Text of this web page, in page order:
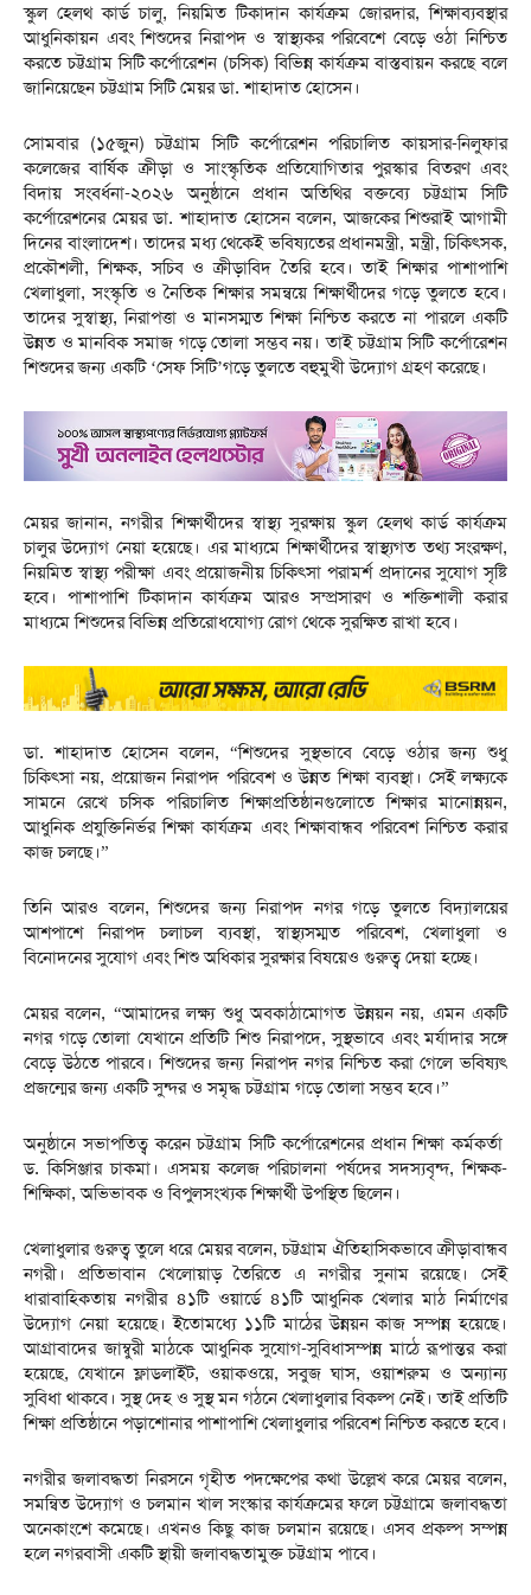
স্কুল হেলথ কার্ড চালু, নিয়মিত টিকাদান কার্যক্রম জোরদার, শিক্ষাব্যবস্থার
আধুনিকায়ন এবং শিশুদের নিরাপদ ও স্বাস্থ্যকর পরিবেশে বেড়ে ওঠা নিশ্চিত
করতে চট্টগ্রাম সিটি কর্পোরেশন (চসিক) বিভিন্ন কার্যক্রম বাস্তবায়ন করছে বলে
জানিয়েছেন চট্টগ্রাম সিটি মেয়র ডা. শাহাদাত হোসেন।
সোমবার (১৫জুন) চট্টগ্রাম সিটি কর্পোরেশন পরিচালিত কায়সার-নিলুফার
কলেজের বার্ষিক ক্রীড়া ও সাংস্কৃতিক প্রতিযোগিতার পুরস্কার বিতরণ এবং
বিদায় সংবর্ধনা-২০২৬ অনুষ্ঠানে প্রধান অতিথির বক্তব্যে চট্টগ্রাম সিটি
কর্পোরেশনের মেয়র ডা. শাহাদাত হোসেন বলেন, আজকের শিশুরাই আগামী
দিনের বাংলাদেশ। তাদের মধ্য থেকেই ভবিষ্যতের প্রধানমন্ত্রী, মন্ত্রী, চিকিৎসক,
প্রকৌশলী, শিক্ষক, সচিব ও ক্রীড়াবিদ তৈরি হবে। তাই শিক্ষার পাশাপাশি
খেলাধুলা, সংস্কৃতি ও নৈতিক শিক্ষার সমন্বয়ে শিক্ষার্থীদের গড়ে তুলতে হবে।
তাদের সুস্বাস্থ্য, নিরাপত্তা ও মানসম্মত শিক্ষা নিশ্চিত করতে না পারলে একটি
উন্নত ও মানবিক সমাজ গড়ে তোলা সম্ভব নয়। তাই চট্টগ্রাম সিটি কর্পোরেশন
শিশুদের জন্য একটি ‘সেফ সিটি’গড়ে তুলতে বহুমুখী উদ্যোগ গ্রহণ করেছে।
মেয়র জানান, নগরীর শিক্ষার্থীদের স্বাস্থ্য সুরক্ষায় স্কুল হেলথ কার্ড কার্যক্রম
চালুর উদ্যোগ নেয়া হয়েছে। এর মাধ্যমে শিক্ষার্থীদের স্বাস্থ্যগত তথ্য সংরক্ষণ,
নিয়মিত স্বাস্থ্য পরীক্ষা এবং প্রয়োজনীয় চিকিৎসা পরামর্শ প্রদানের সুযোগ সৃষ্টি
হবে। পাশাপাশি টিকাদান কার্যক্রম আরও সম্প্রসারণ ও শক্তিশালী করার
মাধ্যমে শিশুদের বিভিন্ন প্রতিরোধযোগ্য রোগ থেকে সুরক্ষিত রাখা হবে।
ডা. শাহাদাত হোসেন বলেন, “শিশুদের সুস্থভাবে বেড়ে ওঠার জন্য শুধু
চিকিৎসা নয়, প্রয়োজন নিরাপদ পরিবেশ ও উন্নত শিক্ষা ব্যবস্থা। সেই লক্ষ্যকে
সামনে রেখে চসিক পরিচালিত শিক্ষাপ্রতিষ্ঠানগুলোতে শিক্ষার মানোন্নয়ন,
আধুনিক প্রযুক্তিনির্ভর শিক্ষা কার্যক্রম এবং শিক্ষাবান্ধব পরিবেশ নিশ্চিত করার
কাজ চলছে।”
তিনি আরও বলেন, শিশুদের জন্য নিরাপদ নগর গড়ে তুলতে বিদ্যালয়ের
আশপাশে নিরাপদ চলাচল ব্যবস্থা, স্বাস্থ্যসম্মত পরিবেশ, খেলাধুলা ও
বিনোদনের সুযোগ এবং শিশু অধিকার সুরক্ষার বিষয়েও গুরুত্ব দেয়া হচ্ছে।
মেয়র বলেন, “আমাদের লক্ষ্য শুধু অবকাঠামোগত উন্নয়ন নয়, এমন একটি
নগর গড়ে তোলা যেখানে প্রতিটি শিশু নিরাপদে, সুস্থভাবে এবং মর্যাদার সঙ্গে
বেড়ে উঠতে পারবে। শিশুদের জন্য নিরাপদ নগর নিশ্চিত করা গেলে ভবিষ্যৎ
প্রজন্মের জন্য একটি সুন্দর ও সমৃদ্ধ চট্টগ্রাম গড়ে তোলা সম্ভব হবে।”
অনুষ্ঠানে সভাপতিত্ব করেন চট্টগ্রাম সিটি কর্পোরেশনের প্রধান শিক্ষা কর্মকর্তা
ড. কিসিঞ্জার চাকমা। এসময় কলেজ পরিচালনা পর্ষদের সদস্যবৃন্দ, শিক্ষক-
শিক্ষিকা, অভিভাবক ও বিপুলসংখ্যক শিক্ষার্থী উপস্থিত ছিলেন।
খেলাধুলার গুরুত্ব তুলে ধরে মেয়র বলেন, চট্টগ্রাম ঐতিহাসিকভাবে ক্রীড়াবান্ধব
নগরী। প্রতিভাবান খেলোয়াড় তৈরিতে এ নগরীর সুনাম রয়েছে। সেই
ধারাবাহিকতায় নগরীর ৪১টি ওয়ার্ডে ৪১টি আধুনিক খেলার মাঠ নির্মাণের
উদ্যোগ নেয়া হয়েছে। ইতোমধ্যে ১১টি মাঠের উন্নয়ন কাজ সম্পন্ন হয়েছে।
আগ্রাবাদের জাম্বুরী মাঠকে আধুনিক সুযোগ-সুবিধাসম্পন্ন মাঠে রূপান্তর করা
হয়েছে, যেখানে ফ্লাডলাইট, ওয়াকওয়ে, সবুজ ঘাস, ওয়াশরুম ও অন্যান্য
সুবিধা থাকবে। সুস্থ দেহ ও সুস্থ মন গঠনে খেলাধুলার বিকল্প নেই। তাই প্রতিটি
শিক্ষা প্রতিষ্ঠানে পড়াশোনার পাশাপাশি খেলাধুলার পরিবেশ নিশ্চিত করতে হবে।
নগরীর জলাবদ্ধতা নিরসনে গৃহীত পদক্ষেপের কথা উল্লেখ করে মেয়র বলেন,
সমন্বিত উদ্যোগ ও চলমান খাল সংস্কার কার্যক্রমের ফলে চট্টগ্রামে জলাবদ্ধতা
অনেকাংশে কমেছে। এখনও কিছু কাজ চলমান রয়েছে। এসব প্রকল্প সম্পন্ন
হলে নগরবাসী একটি স্থায়ী জলাবদ্ধতামুক্ত চট্টগ্রাম পাবে।